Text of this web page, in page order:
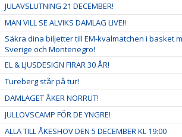
JULAVSLUTNING 21 DECEMBER!
MAN VILL SE ALVIKS DAMLAG LIVE!!
Säkra dina biljetter till EM-kvalmatchen i basket
Sverige och Montenegro!
EL & LJUSDESIGN FIRAR 30 ÅR!
Tureberg står på tur!
DAMLAGET ÅKER NORRUT!
JULLOVSCAMP FÖR DE YNGRE!
ALLA TILL ÅKESHOV DEN 5 DECEMBER KL 19:00